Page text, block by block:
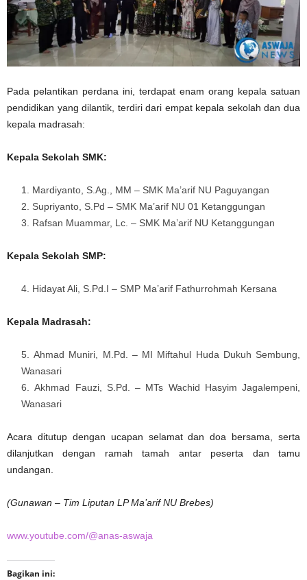
Pada pelantikan perdana ini, terdapat enam orang kepala satuan
pendidikan yang dilantik, terdiri dari empat kepala sekolah dan dua
kepala madrasah:
Kepala Sekolah SMK:
Mardiyanto, S.Ag., MM – SMK Ma’arif NU Paguyangan
Supriyanto, S.Pd – SMK Ma’arif NU 01 Ketanggungan
Rafsan Muammar, Lc. – SMK Ma’arif NU Ketanggungan
Kepala Sekolah SMP:
Hidayat Ali, S.Pd.I – SMP Ma’arif Fathurrohmah Kersana
Kepala Madrasah:
Ahmad Muniri, M.Pd. – MI Miftahul Huda Dukuh Sembung,
Wanasari
Akhmad Fauzi, S.Pd. – MTs Wachid Hasyim Jagalempeni,
Wanasari
Acara ditutup dengan ucapan selamat dan doa bersama, serta
dilanjutkan dengan ramah tamah antar peserta dan tamu
undangan.
(Gunawan – Tim Liputan LP Ma’arif NU Brebes)
www.youtube.com/@anas-aswaja
Bagikan ini: